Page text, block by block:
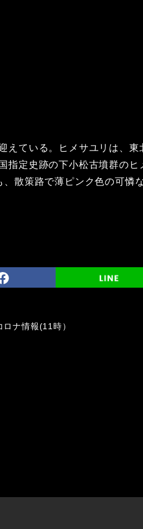
えている。ヒメサユリは、東
指定史跡の下小松古墳群のヒ
散策路で薄ピンク色の可憐
ロナ情報(11時）